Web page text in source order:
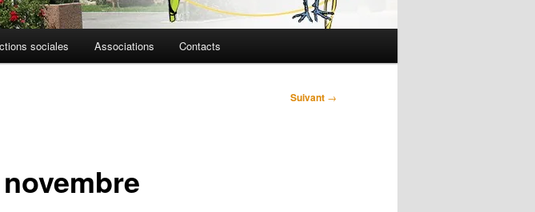
sociales Associations Contacts
Suivant →